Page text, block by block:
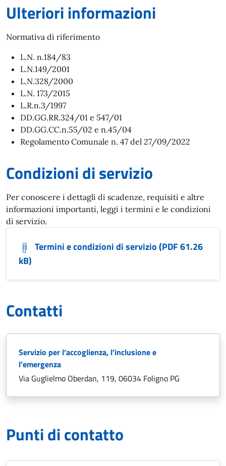
Ulteriori informazioni
Normativa di riferimento
L.N. n.184/83
L.N.149/2001
L.N.328/2000
L.N. 173/2015
L.R.n.3/1997
DD.GG.RR.324/01 e 547/01
DD.GG.CC.n.55/02 e n.45/04
Regolamento Comunale n. 47 del 27/09/2022
Condizioni di servizio
Per conoscere i dettagli di scadenze, requisiti e altre
informazioni importanti, leggi i termini e le condizioni
di servizio.
Termini e condizioni di servizio (PDF 61.26
kB)
Contatti
Servizio per l’accoglienza, l’inclusione e
l’emergenza
Via Guglielmo Oberdan, 119, 06034 Foligno PG
Punti di contatto